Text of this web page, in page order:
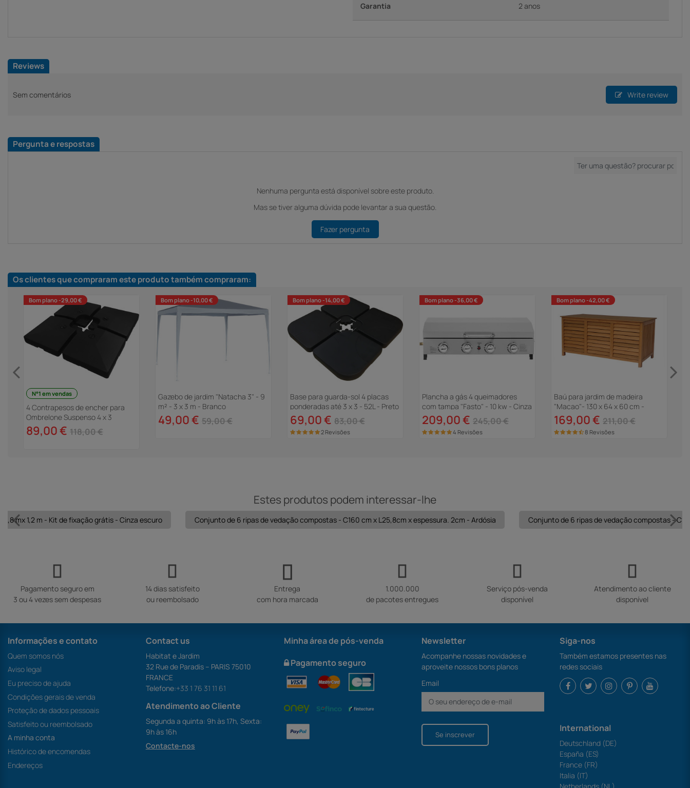
Garantia 2 anos
Reviews
Sem comentários Write review
Pergunta e respostas
Nenhuma pergunta está disponível sobre este produto.
Mas se tiver alguma dúvida pode levantar a sua questão.
Fazer pergunta
Os clientes que compraram este produto também compraram:
Bom plano -29,00 €
N°1 em vendas
4 Contrapesos de encher para
Ombrelone Suspenso 4 x 3
89,00 € 118,00 €
Bom plano -10,00 €
Gazebo de jardim "Natacha 3" - 9
m² - 3 x 3 m - Branco
49,00 € 59,00 €
Bom plano -14,00 €
Base para guarda-sol 4 placas
ponderadas até 3 x 3 - 52L - Preto
69,00 € 83,00 €
2 Revisões
Bom plano -36,00 €
Plancha a gás 4 queimadores
com tampa "Fasto" - 10 kw - Cinza
209,00 € 245,00 €
4 Revisões
Bom plano -42,00 €
Baú para jardim de madeira
"Macao"- 130 x 64 x 60 cm -
Marrom
169,00 € 211,00 €
8 Revisões
Estes produtos podem interessar-lhe
mx 1,2 m - Kit de fixação grátis - Cinza escuro Conjunto de 6 ripas de vedação compostas - C160 cm x L25,8cm x espessura. 2cm - Ardósia Conjunto de 6 ripas de vedação compostas -
Pagamento seguro em
3 ou 4 vezes sem despesas
14 dias satisfeito
ou reembolsado
Entrega
com hora marcada
1.000.000
de pacotes entregues
Serviço pós-venda
disponível
Atendimento ao cliente
disponível
Informações e contato
Quem somos nós
Aviso legal
Eu preciso de ajuda
Condições gerais de venda
Proteção de dados pessoais
Satisfeito ou reembolsado
A minha conta
Histórico de encomendas
Endereços
Contact us
Habitat e Jardim
32 Rue de Paradis – PARIS 75010
FRANCE
Telefone:+33 1 76 31 11 61
Atendimento ao Cliente
Segunda a quinta: 9h às 17h, Sexta:
9h às 16h
Contacte-nos
Minha área de pós-venda
Pagamento seguro
Newsletter
Acompanhe nossas novidades e
aproveite nossos bons planos
Email
Se inscrever
Siga-nos
Também estamos presentes nas
redes sociais
International
Deutschland (DE)
España (ES)
France (FR)
Italia (IT)